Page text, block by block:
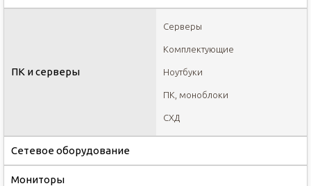
ПК и серверы
Серверы
Комплектующие
Ноутбуки
ПК, моноблоки
СХД
Сетевое оборудование
Мониторы